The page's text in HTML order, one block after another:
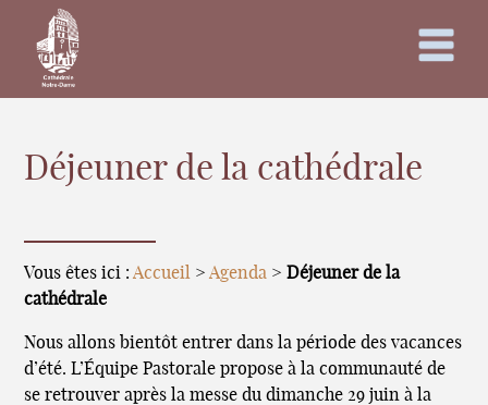
Déjeuner de la cathédrale
Vous êtes ici :Accueil >Agenda >Déjeuner de la
cathédrale
Nous allons bientôt entrer dans la période des vacances
d’été. L’Équipe Pastorale propose à la communauté de
se retrouver après la messe du dimanche 29 juin à la